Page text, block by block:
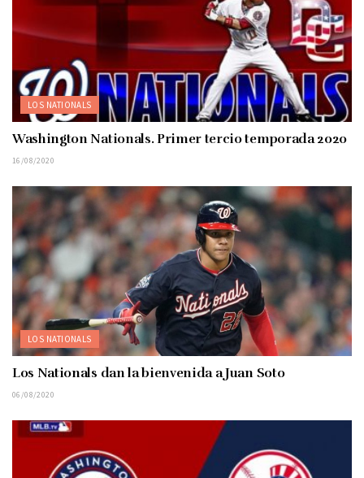
LOS NATIONALS
Washington Nationals. Primer tercio temporada 2020
16/08/2020
LOS NATIONALS
Los Nationals dan la bienvenida a Juan Soto
06/08/2020